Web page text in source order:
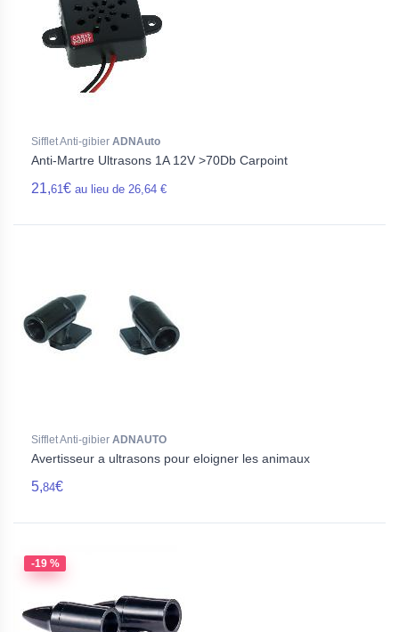
Sifflet Anti-gibier ADNAuto
Anti-Martre Ultrasons 1A 12V >70Db Carpoint
21,61€ au lieu de 26,64 €
Sifflet Anti-gibier ADNAUTO
Avertisseur a ultrasons pour eloigner les animaux
5,84€
-19 %